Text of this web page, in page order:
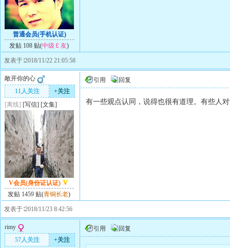
普通会员(手机认证)
发贴 108 贴(中级Ｅ友)
发表于∶2018/11/22 21:05:58
敞开你的心
11人关注
+关注
[离线] [写信] [文集]
V会员(身份证认证)
发贴 1459 贴(青铜长老)
引用 回复
有一些观点认同，说得也很有道理。有些人
发表于∶2018/11/23 8:42:56
rimy
57人关注
+关注
引用 回复